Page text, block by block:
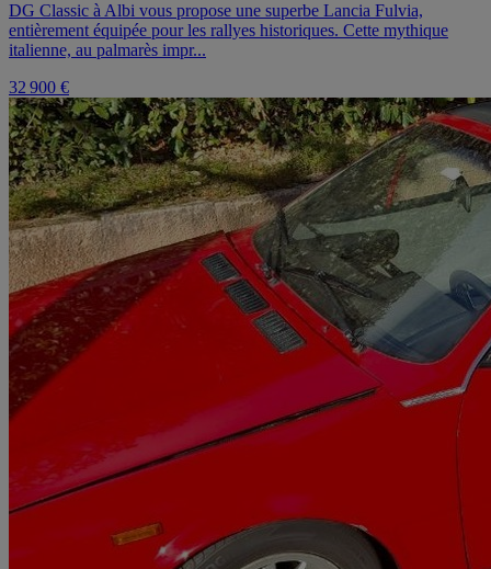
DG Classic à Albi vous propose une superbe Lancia Fulvia,
entièrement équipée pour les rallyes historiques. Cette mythique
italienne, au palmarès impr...
32 900 €